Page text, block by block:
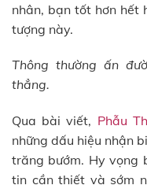
nhân, bạn tốt hơn hết
tượng này.
Thông thường ấn
thẳng.
Qua bài viết, Phẫu
những dấu hiệu nhận
trăng bướm. Hy vọng
tin cần thiết và sớm